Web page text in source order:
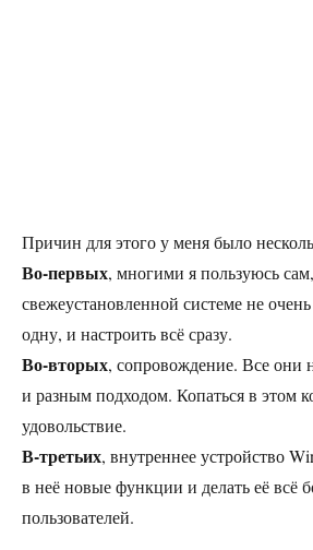
Причин для этого у меня было
Во-первых, многими я пользуюсь
свежеустановленной системе не
одну, и настроить всё сразу.
Во-вторых, сопровождение. Все они
и разным подходом. Копаться в этом
удовольствие.
В-третьих, внутреннее устройство
в неё новые функции и делать её всё
пользователей.